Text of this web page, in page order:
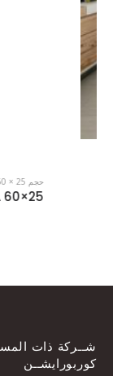
شــركة ذات
كوربورايشــن